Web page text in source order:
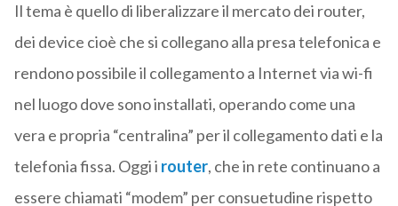
Il tema è quello di liberalizzare il mercato dei router,
dei device cioè che si collegano alla presa telefonica e
rendono possibile il collegamento a Internet via wi-fi
nel luogo dove sono installati, operando come una
vera e propria “centralina” per il collegamento dati e la
telefonia fissa. Oggi i router, che in rete continuano a
essere chiamati “modem” per consuetudine rispetto